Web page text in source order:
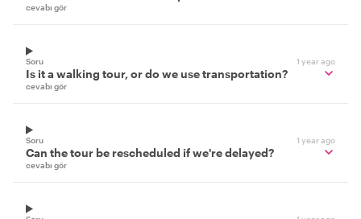
cevabı gör
Soru 1 year ago
Is it a walking tour, or do we use transportation?
cevabı gör
Soru 1 year ago
Can the tour be rescheduled if we're delayed?
cevabı gör